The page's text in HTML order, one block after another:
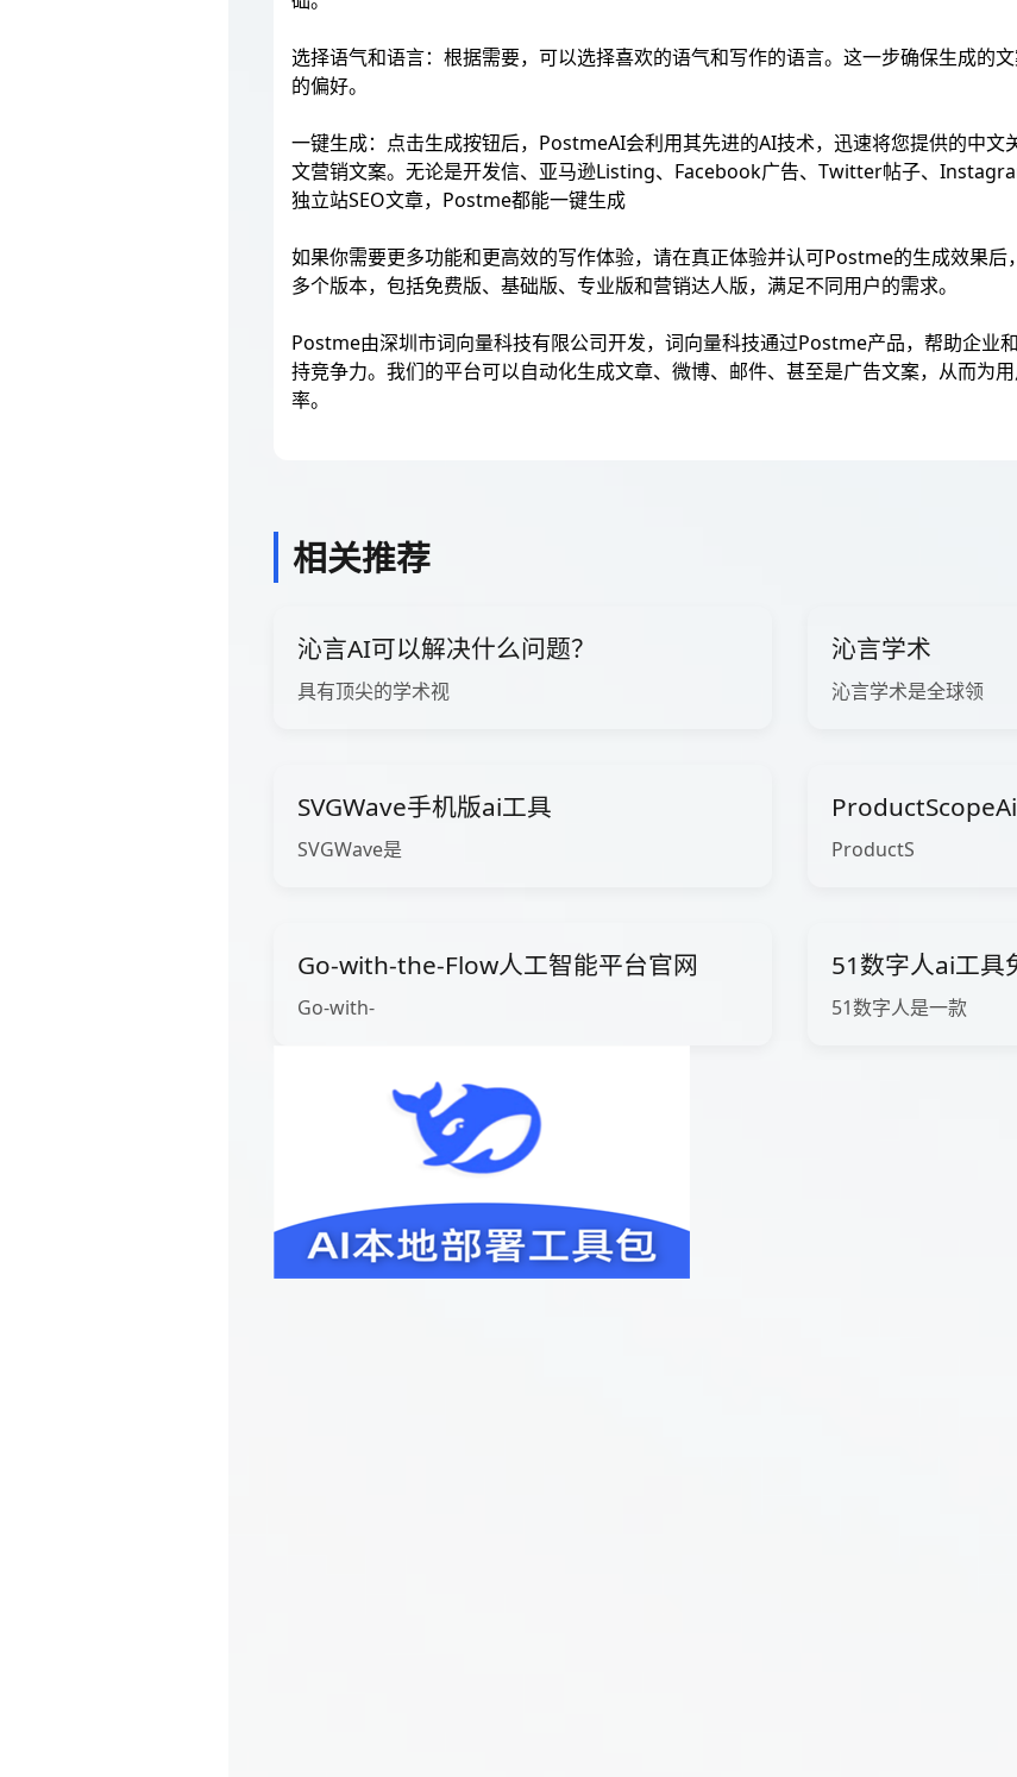
选择语气和语言：根据需要，可以选择喜欢的语气和写作的语言。这一步确保生成的
的偏好。
一键生成：点击生成按钮后，PostmeAI会利用其先进的AI技术，迅速将您提供的中文
文营销文案。无论是开发信、亚马逊Listing、Facebook广告、Twitter帖子、
独立站SEO文章，Postme都能一键生成
如果你需要更多功能和更高效的写作体验，请在真正体验并认可Postme的生成效果
多个版本，包括免费版、基础版、专业版和营销达人版，满足不同用户的需求。
Postme由深圳市词向量科技有限公司开发，词向量科技通过Postme产品，帮助企业
持竞争力。我们的平台可以自动化生成文章、微博、邮件、甚至是广告文案，从而为
率。
相关推荐
沁言AI可以解决什么问题？
具有顶尖的学术视
沁言学术
沁言学术是全球领
SVGWave手机版ai工具
SVGWave是 ProductS
Go-with-the-Flow人工智能平台官网
Go-with-
51数字人ai工具
51数字人是一款